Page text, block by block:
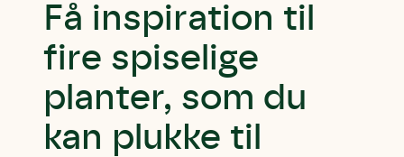
Få inspiration til
fire spiselige
planter, som du
kan plukke til